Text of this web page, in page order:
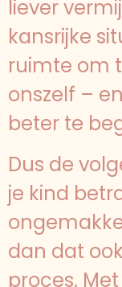
liever
kansrijke
ruimte om
onszelf –
beter te
Dus de
je kind
dan dat
proces.